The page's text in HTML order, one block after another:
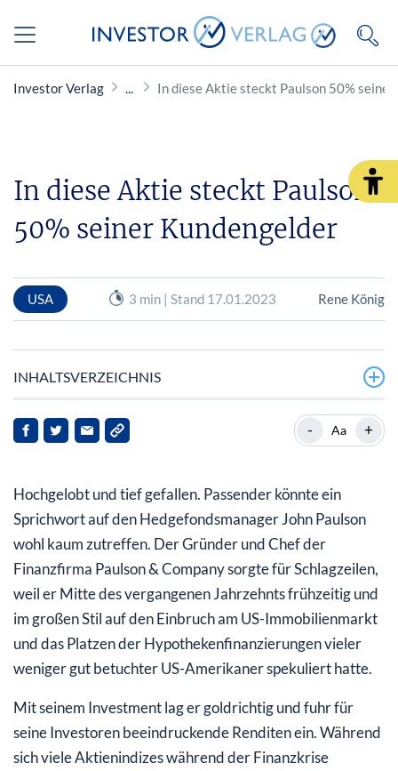
Investor Verlag In diese Aktie steckt Paulson 50%
In diese Aktie steckt Paulson
50% seiner Kundengelder
USA 3 min | Stand 17.01.2023 Rene König
INHALTSVERZEICHNIS
Horizon Therapeutics
BrightSphere Investment Group
- Aa +
Hochgelobt und tief gefallen. Passender könnte ein
Sprichwort auf den Hedgefondsmanager John Paulson
wohl kaum zutreffen. Der Gründer und Chef der
Finanzfirma Paulson & Company sorgte für Schlagzeilen,
weil er Mitte des vergangenen Jahrzehnts frühzeitig und
im großen Stil auf den Einbruch am US-Immobilienmarkt
und das Platzen der Hypothekenfinanzierungen vieler
weniger gut betuchter US-Amerikaner spekuliert hatte.
Mit seinem Investment lag er goldrichtig und fuhr für
seine Investoren beeindruckende Renditen ein. Während
sich viele Aktienindizes während der Finanzkrise